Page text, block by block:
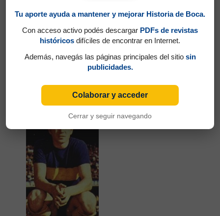
en Torneo Metropolitano 1975
Ferrero, Enzo
Tu aporte ayuda a mantener y mejorar Historia de Boca.
Con acceso activo podés descargar PDFs de revistas
históricos difíciles de encontrar en Internet.
Además, navegás las páginas principales del sitio sin
publicidades.
Colaborar y acceder
Cerrar y seguir navegando